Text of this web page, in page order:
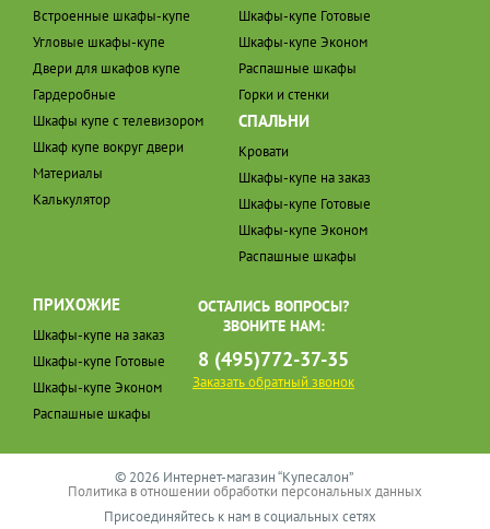
Встроенные шкафы-купе
Угловые шкафы-купе
Двери для шкафов купе
Гардеробные
Шкафы купе с телевизором
Шкаф купе вокруг двери
Материалы
Калькулятор
Шкафы-купе Готовые
Шкафы-купе Эконом
Распашные шкафы
Горки и стенки
СПАЛЬНИ
Кровати
Шкафы-купе на заказ
Шкафы-купе Готовые
Шкафы-купе Эконом
Распашные шкафы
ПРИХОЖИЕ
Шкафы-купе на заказ
Шкафы-купе Готовые
Шкафы-купе Эконом
Распашные шкафы
ОСТАЛИСЬ ВОПРОСЫ?
ЗВОНИТЕ НАМ:
8 (495)772-37-35
Заказать обратный звонок
© 2026 Интернет-магазин “Купесалон”
Политика в отношении обработки персональных данных
Присоединяйтесь к нам в социальных сетях